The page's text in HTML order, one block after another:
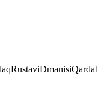
RustaviDmanisi